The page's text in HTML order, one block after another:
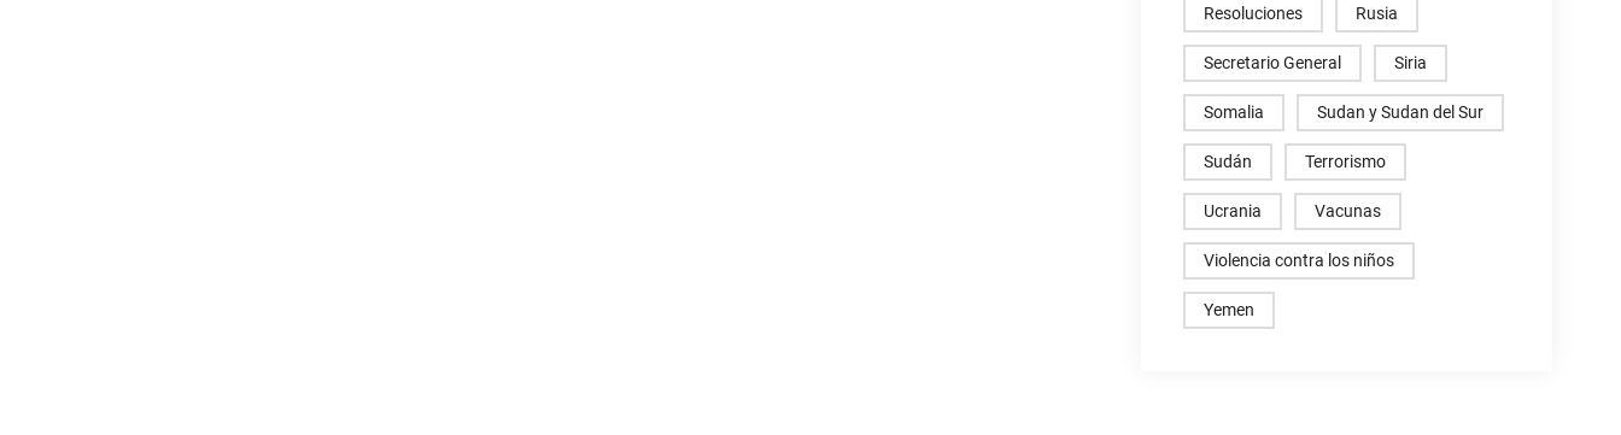
Resoluciones Rusia
Secretario General Siria
Somalia Sudan y Sudan del Sur
Sudán Terrorismo
Ucrania Vacunas
Violencia contra los niños
Yemen